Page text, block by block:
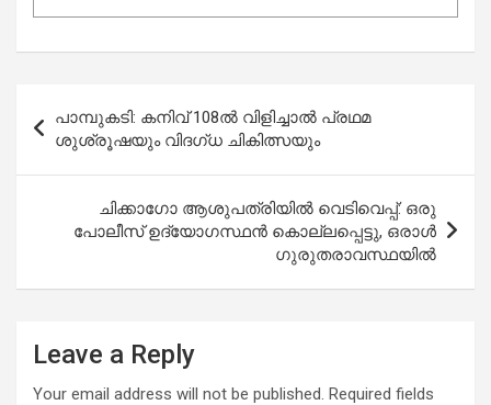
navigation
പാമ്പുകടി: കനിവ് 108ൽ വിളിച്ചാൽ പ്രഥമ
ശുശ്രൂഷയും വിദഗ്ധ ചികിത്സയും
ചിക്കാഗോ ആശുപത്രിയിൽ വെടിവെപ്പ്: ഒരു
പോലീസ് ഉദ്യോഗസ്ഥൻ കൊല്ലപ്പെട്ടു, ഒരാൾ
ഗുരുതരാവസ്ഥയിൽ
Leave a Reply
Your email address will not be published. Required fields